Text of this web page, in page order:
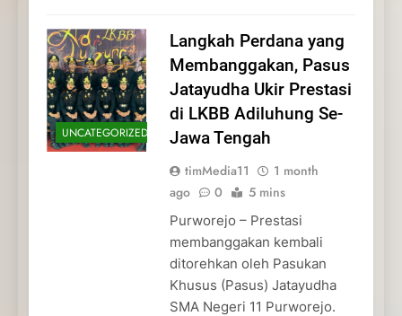
UNCATEGORIZED
Langkah Perdana yang
Membanggakan, Pasus
Jatayudha Ukir Prestasi
di LKBB Adiluhung Se-
Jawa Tengah
timMedia11
1 month
ago
0 5 mins
Purworejo – Prestasi
membanggakan kembali
ditorehkan oleh Pasukan
Khusus (Pasus) Jatayudha
SMA Negeri 11 Purworejo.